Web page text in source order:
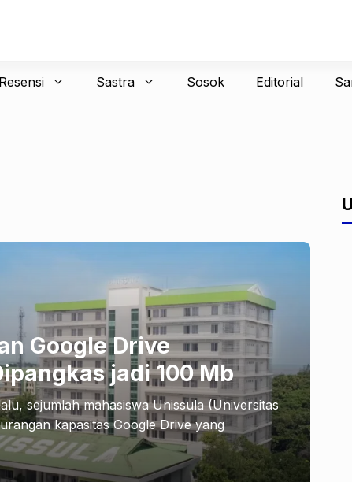
Resensi Sastra Sosok Editorial
Google Drive
jadi 100 Mb
sejumlah mahasiswa Unissula (Universitas
kapasitas Google Drive yang